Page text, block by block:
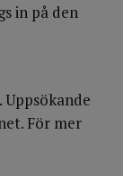
in på den
För mer